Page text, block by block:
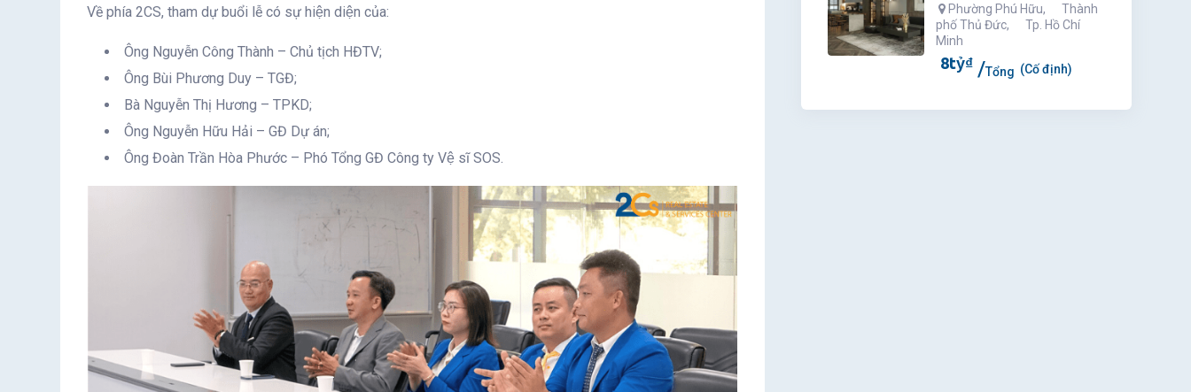
Về phía 2CS, tham dự buổi lễ có sự hiện diện của:
Ông Nguyễn Công Thành – Chủ tịch HĐTV;
Ông Bùi Phương Duy – TGĐ;
Bà Nguyễn Thị Hương – TPKD;
Ông Nguyễn Hữu Hải – GĐ Dự án;
Ông Đoàn Trần Hòa Phước – Phó Tổng GĐ Công ty Vệ sĩ SOS.
Phường Phú Hữu,
Thành
phố Thủ Đức,
Tp. Hồ Chí
Minh
8tỷ₫ Tổng (Cố định)